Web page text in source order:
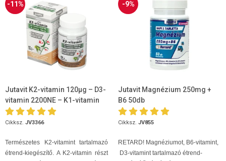
-11%
Jutavit K2-vitamin 120µg – D3-
vitamin 2200NE – K1-vitamin
700µg 60 kapszula
Cikksz. JV3366
Természetes K2-vitamint tartalmazó
étrend-kiegészítő. A K2-vitamin részt
-9%
Jutavit Magnézium 250mg +
B6 50db
Cikksz. JV855
RETARD! Magnéziumot, B6-vitamint,
D3-vitamint tartalmazó étrend-